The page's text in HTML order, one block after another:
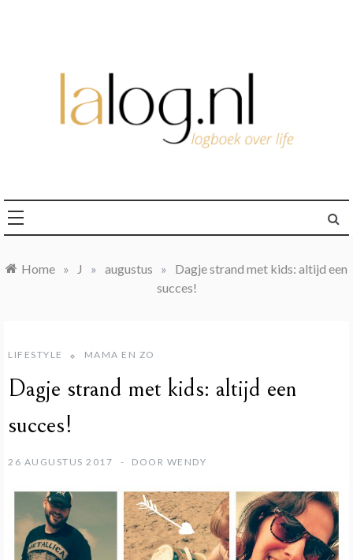
Home » J » augustus »
Dagje strand met kids: altijd een
succes!
LIFESTYLE MAMA EN ZO
Dagje strand met kids: altijd een
succes!
26 AUGUSTUS 2017 DOOR WENDY